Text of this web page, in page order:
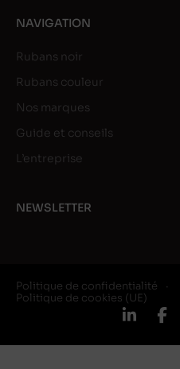
NAVIGATION
Rubans noir
Rubans couleur
Nos marques
Guide et conseils
L’entreprise
NEWSLETTER
Politique de confidentialité
Politique de cookies (UE)